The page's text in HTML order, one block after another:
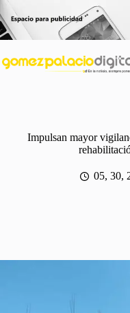
al
contenido
Impulsan mayor
05, 30,